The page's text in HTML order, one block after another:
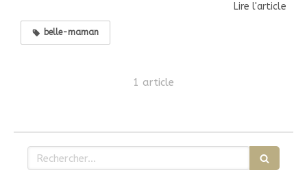
Lire l'article
belle-maman
1 article
Rechercher